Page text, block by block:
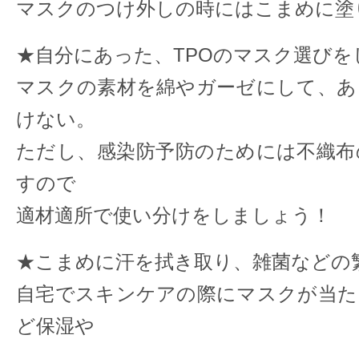
マスクのつけ外しの時にはこまめに
★自分にあった、TPOのマスク選びを
マスクの素材を綿やガーゼにして、
けない。
ただし、感染防予防のためには不織
すので
適材適所で使い分けをしましょう！
★こまめに汗を拭き取り、雑菌などの
自宅でスキンケアの際にマスクが当
ど保湿や